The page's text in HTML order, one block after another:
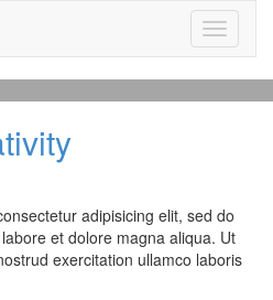
Toggle
adipisicing elit, sed do
et dolore magna aliqua. Ut
exercitation ullamco laboris